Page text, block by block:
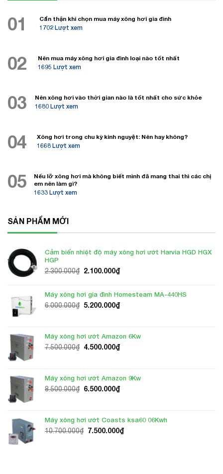
01
Cẩn thận khi chọn mua máy xông hơi gia đình
1702 Lượt xem
02
Nên mua máy xông hơi gia đình loại nào tốt nhất
1695 Lượt xem
03
Nên xông hơi vào thời gian nào là tốt nhất cho sức khỏe
1680 Lượt xem
04
Xông hơi trong chu kỳ kinh nguyệt: Nên hay không?
1668 Lượt xem
05
Nếu lỡ xông hơi mà không biết mình đã mang thai thì các chị
em nên làm gì?
1633 Lượt xem
SẢN PHẨM MỚI
Cảm biến nhiệt độ máy xông hơi ướt Harvia HGD HGX
HGP
2.300.000₫ Giá
2.300.000₫.
2.100.000₫Giá
là:
2.100.000₫.
Máy xông hơi gia đình Homesteam MA-440HS
6.000.000₫ Giá
5.200.000₫Giá
5.200.000₫.
Máy xông hơi ướt Amazon 6Kw
7.500.000₫ Giá
4.500.000₫Giá
4.500.000₫.
Máy xông hơi ướt Amazon 9Kw
8.500.000₫ Giá
6.500.000₫Giá
6.500.000₫.
Máy xông hơi ướt Coasts ksa60 06Kwh
10.700.000₫ Giá
7.500.000₫Giá